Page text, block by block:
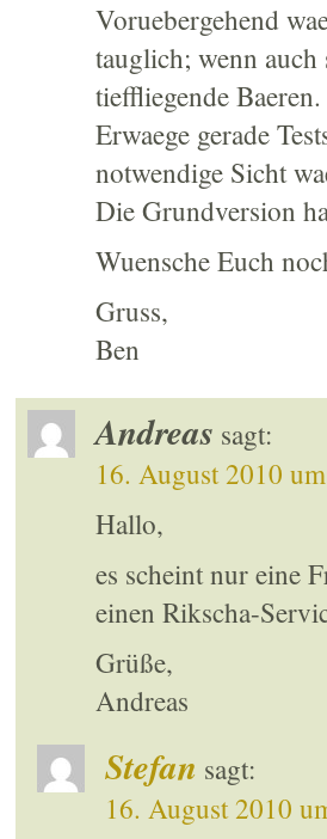
Voruebergehend
tauglich; wenn
tieffliegende Baeren.
Erwaege gerade
notwendige Sicht
Die Grundversion
Wuensche Euch
Gruss,
Ben
Andreas sagt:
16. August 2010
Hallo,
es scheint nur eine
einen Rikscha-
Grüße,
Andreas
Stefan sagt:
16. August 2010